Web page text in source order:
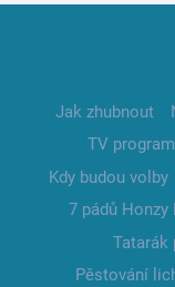
Jak zhubnout
TV program
Kdy budou volby
7 pádů Honzy
Tatarák
Pěstování